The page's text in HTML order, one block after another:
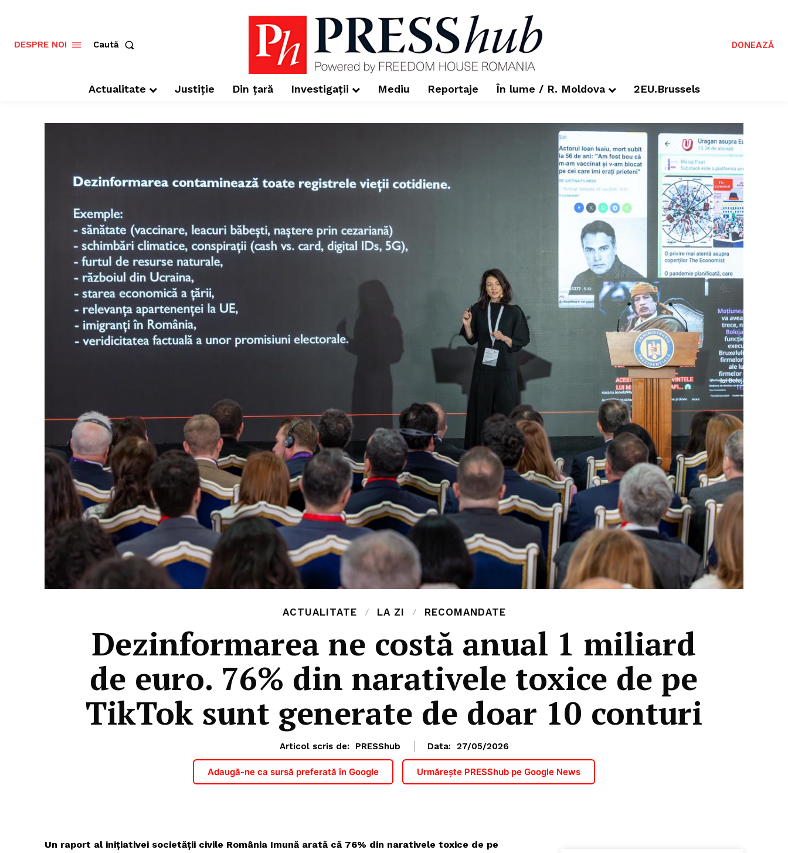
DESPRE NOI Caută DONEAZĂ
Actualitate Justiție Din țară Investigații Mediu Reportaje În lume / R. Moldova 2EU.Brussels
ACTUALITATE LA ZI RECOMANDATE
Dezinformarea ne costă anual 1 miliard
de euro. 76% din narativele toxice de pe
TikTok sunt generate de doar 10 conturi
Articol scris de: PRESShub Data: 27/05/2026
Adaugă-ne ca sursă preferată în Google Urmărește PRESShub pe Google News
Un raport al inițiativei societății civile România Imună arată că 76% din narativele toxice de pe